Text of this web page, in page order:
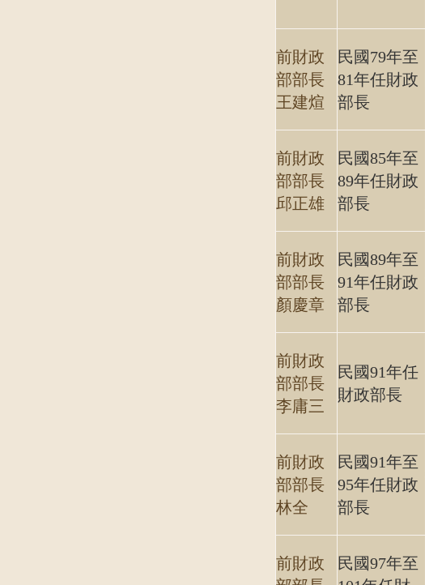
前財政
部部長
王建煊
民國79年至
81年任財政
部長
前財政
部部長
邱正雄
民國85年至
89年任財政
部長
前財政
部部長
顏慶章
民國89年至
91年任財政
部長
前財政
部部長
李庸三
民國91年任
財政部長
前財政
部部長
林全
民國91年至
95年任財政
部長
前財政
民國97年至